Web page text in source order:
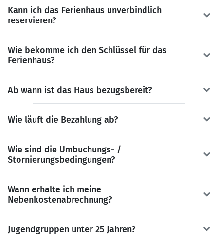
Kann ich das Ferienhaus unverbindlich
reservieren?
Wie bekomme ich den Schlüssel für das
Ferienhaus?
Ab wann ist das Haus bezugsbereit?
Wie läuft die Bezahlung ab?
Wie sind die Umbuchungs- /
Stornierungsbedingungen?
Wann erhalte ich meine
Nebenkostenabrechnung?
Jugendgruppen unter 25 Jahren?